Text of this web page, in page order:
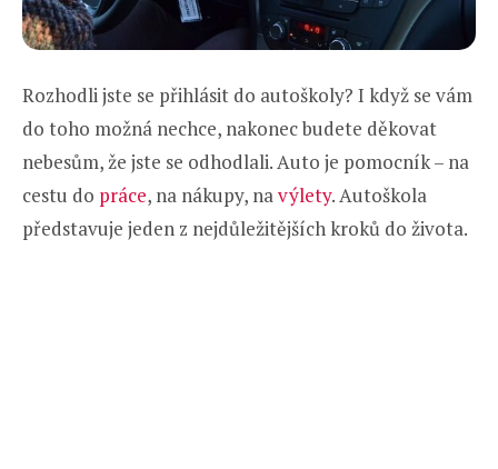
Rozhodli jste se přihlásit do autoškoly? I když se vám
do toho možná nechce, nakonec budete děkovat
nebesům, že jste se odhodlali. Auto je pomocník – na
cestu do práce, na nákupy, navýlety. Autoškola
představuje jeden z nejdůležitějších kroků do života.